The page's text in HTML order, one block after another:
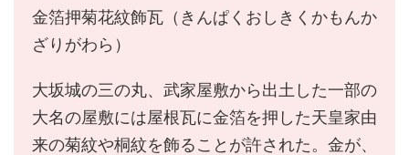
金箔押菊花紋飾瓦（きんぱくおしきくかもんか
ざりがわら）
大坂城の三の丸、武家屋敷から出土した一部の
大名の屋敷には屋根瓦に金箔を押した天皇家由
来の菊紋や桐紋を飾ることが許された。金が、